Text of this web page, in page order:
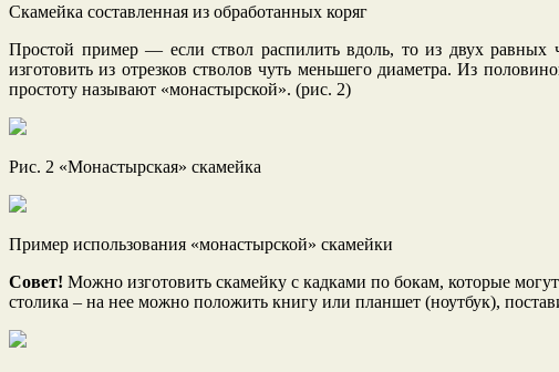
Скамейка составленная из обработанных коряг
Простой пример — если ствол распилить вдоль, то из двух равных
изготовить из отрезков стволов чуть меньшего диаметра. Из
простоту называют «монастырской». (рис. 2)
Рис. 2 «Монастырская» скамейка
Пример использования «монастырской» скамейки
Совет! Можно изготовить скамейку с кадками по бокам, которые
столика – на нее можно положить книгу или планшет (ноутбук),